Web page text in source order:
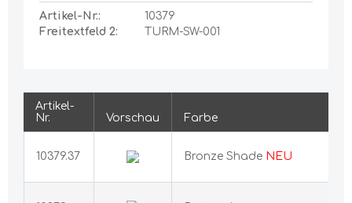
Artikel-Nr.:
10379
Freitextfeld 2:
TURM-SW-001
Artikel-
Nr.
Vorschau Farbe
10379.37 Bronze Shade NEU